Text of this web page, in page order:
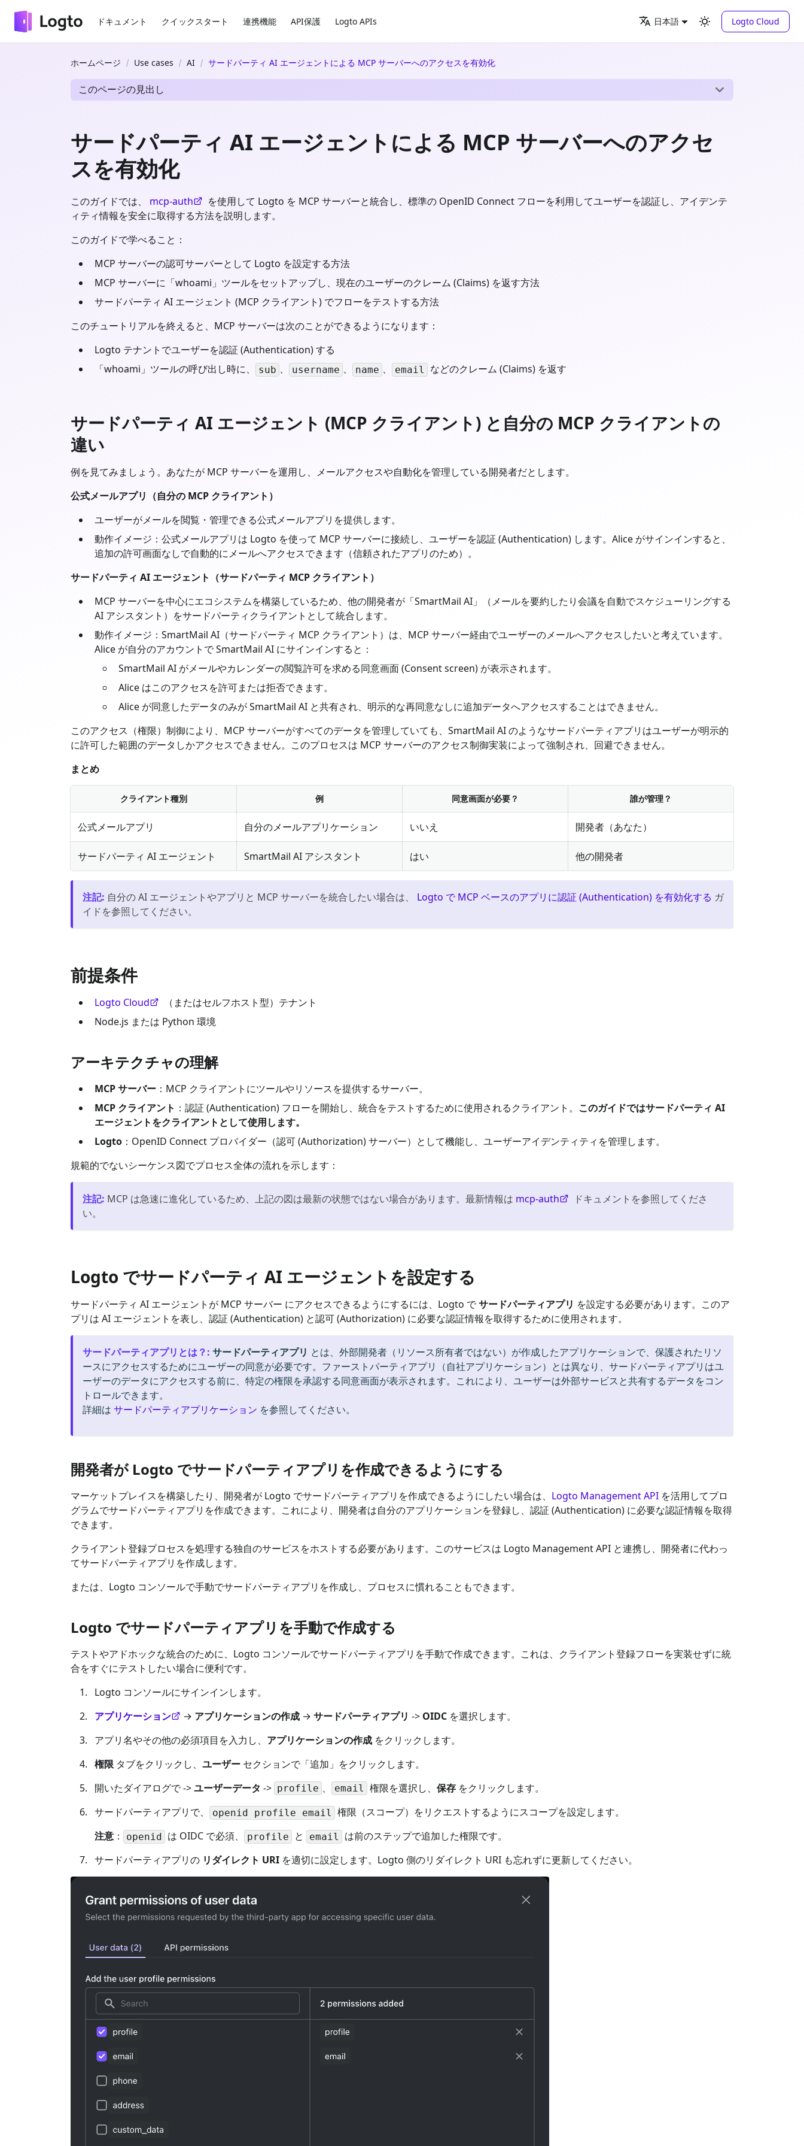
ドキュメント クイックスタート 連携機能 API保護 Logto APIs 日本語 Logto Cloud
ホームページ Use cases AI サードパーティ AI エージェントによる MCP サーバーへのアクセスを有効化
このページの見出し
サードパーティ AI エージェントによる MCP サーバーへのアクセ
スを有効化
このガイドでは、 mcp-auth
を使用して Logto を MCP サーバーと統合し、標準の OpenID Connect フローを利用してユーザーを認証し、アイデンテ
ィティ情報を安全に取得する方法を説明します。
このガイドで学べること：
MCP サーバーの認可サーバーとして Logto を設定する方法
MCP サーバーに「whoami」ツールをセットアップし、現在のユーザーのクレーム (Claims) を返す方法
サードパーティ AI エージェント (MCP クライアント) でフローをテストする方法
このチュートリアルを終えると、MCP サーバーは次のことができるようになります：
Logto テナントでユーザーを認証 (Authentication) する
「whoami」ツールの呼び出し時に、
sub 、 username 、 name 、 email などのクレーム (Claims) を返す
サードパーティ AI エージェント (MCP クライアント) と自分の MCP クライアントの
違い
例を見てみましょう。あなたが MCP サーバーを運用し、メールアクセスや自動化を管理している開発者だとします。
公式メールアプリ（自分の MCP クライアント）
ユーザーがメールを閲覧・管理できる公式メールアプリを提供します。
動作イメージ：公式メールアプリは Logto を使って MCP サーバーに接続し、ユーザーを認証 (Authentication) します。Alice がサインインすると、
追加の許可画面なしで自動的にメールへアクセスできます（信頼されたアプリのため）。
サードパーティ AI エージェント（サードパーティ MCP クライアント）
MCP サーバーを中心にエコシステムを構築しているため、他の開発者が「SmartMail AI」（メールを要約したり会議を自動でスケジューリングする
AI アシスタント）をサードパーティクライアントとして統合します。
動作イメージ：SmartMail AI（サードパーティ MCP クライアント）は、MCP サーバー経由でユーザーのメールへアクセスしたいと考えています。
Alice が自分のアカウントで SmartMail AI にサインインすると：
SmartMail AI がメールやカレンダーの閲覧許可を求める同意画面 (Consent screen) が表示されます。
Alice はこのアクセスを許可または拒否できます。
Alice が同意したデータのみが SmartMail AI と共有され、明示的な再同意なしに追加データへアクセスすることはできません。
このアクセス（権限）制御により、MCP サーバーがすべてのデータを管理していても、SmartMail AI のようなサードパーティアプリはユーザーが明示的
に許可した範囲のデータしかアクセスできません。このプロセスは MCP サーバーのアクセス制御実装によって強制され、回避できません。
まとめ
クライアント種別 例 同意画面が必要？ 誰が管理？
公式メールアプリ 自分のメールアプリケーション いいえ 開発者（あなた）
サードパーティ AI エージェント SmartMail AI アシスタント はい 他の開発者
注記: 自分の AI エージェントやアプリと MCP サーバーを統合したい場合は、 Logto で MCP ベースのアプリに認証 (Authentication) を有効化する ガ
イドを参照してください。
前提条件
Logto Cloud
（またはセルフホスト型）テナント
Node.js または Python 環境
アーキテクチャの理解
MCP サーバー ：MCP クライアントにツールやリソースを提供するサーバー。
MCP クライアント ：認証 (Authentication) フローを開始し、統合をテストするために使用されるクライアント。 このガイドではサードパーティ AI
エージェントをクライアントとして使用します。
Logto ：OpenID Connect プロバイダー（認可 (Authorization) サーバー）として機能し、ユーザーアイデンティティを管理します。
規範的でないシーケンス図でプロセス全体の流れを示します：
注記: MCP は急速に進化しているため、上記の図は最新の状態ではない場合があります。最新情報は mcp-auth
ドキュメントを参照してくださ
い。
Logto でサードパーティ AI エージェントを設定する
サードパーティ AI エージェントが MCP サーバー にアクセスできるようにするには、Logto でサードパーティアプリ を設定する必要があります。このア
プリは AI エージェントを表し、認証 (Authentication) と認可 (Authorization) に必要な認証情報を取得するために使用されます。
サードパーティアプリとは？: サードパーティアプリ とは、外部開発者（リソース所有者ではない）が作成したアプリケーションで、保護されたリソ
ースにアクセスするためにユーザーの同意が必要です。ファーストパーティアプリ（自社アプリケーション）とは異なり、サードパーティアプリはユ
ーザーのデータにアクセスする前に、特定の権限を承認する同意画面が表示されます。これにより、ユーザーは外部サービスと共有するデータをコン
トロールできます。
詳細は サードパーティアプリケーション を参照してください。
開発者が Logto でサードパーティアプリを作成できるようにする
マーケットプレイスを構築したり、開発者が Logto でサードパーティアプリを作成できるようにしたい場合は、 Logto Management API を活用してプロ
グラムでサードパーティアプリを作成できます。これにより、開発者は自分のアプリケーションを登録し、認証 (Authentication) に必要な認証情報を取得
できます。
クライアント登録プロセスを処理する独自のサービスをホストする必要があります。このサービスは Logto Management API と連携し、開発者に代わっ
てサードパーティアプリを作成します。
または、Logto コンソールで手動でサードパーティアプリを作成し、プロセスに慣れることもできます。
Logto でサードパーティアプリを手動で作成する
テストやアドホックな統合のために、Logto コンソールでサードパーティアプリを手動で作成できます。これは、クライアント登録フローを実装せずに統
合をすぐにテストしたい場合に便利です。
Logto コンソールにサインインします。
アプリケーション
→ アプリケーションの作成 → サードパーティアプリ -> OIDC を選択します。
アプリ名やその他の必須項目を入力し、 アプリケーションの作成 をクリックします。
権限 タブをクリックし、 ユーザー セクションで「追加」をクリックします。
開いたダイアログで ->ユーザーデータ -> profile 、 email 権限を選択し、 保存 をクリックします。
サードパーティアプリで、
openid profile email
権限（スコープ）をリクエストするようにスコープを設定します。
注意 ： openid は OIDC で必須、 profile と email
は前のステップで追加した権限です。
サードパーティアプリの リダイレクト URI を適切に設定します。Logto 側のリダイレクト URI も忘れずに更新してください。